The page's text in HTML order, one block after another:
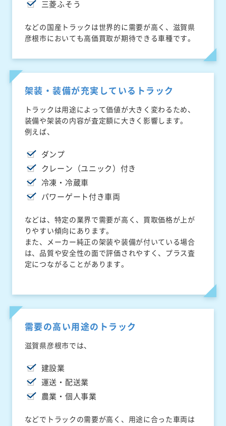
三菱ふそう
などの国産トラックは世界的に需要が高く、滋賀県
彦根市においても高価買取が期待できる車種です。
架装・装備が充実しているトラック
トラックは用途によって価値が大きく変わるため、
装備や架装の内容が査定額に大きく影響します。
例えば、
ダンプ
クレーン（ユニック）付き
冷凍・冷蔵車
パワーゲート付き車両
などは、特定の業界で需要が高く、買取価格が上が
りやすい傾向にあります。
また、メーカー純正の架装や装備が付いている場合
は、品質や安全性の面で評価されやすく、プラス査
定につながることがあります。
需要の高い用途のトラック
滋賀県彦根市では、
建設業
運送・配送業
農業・個人事業
などでトラックの需要が高く、用途に合った車両は